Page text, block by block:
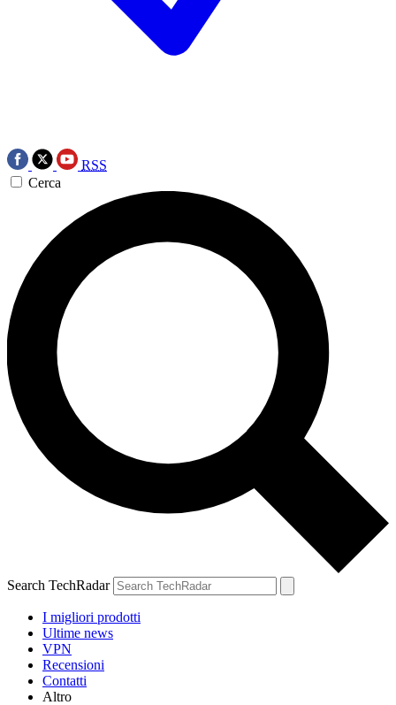
RSS
Cerca
Search TechRadar
I migliori prodotti
Ultime news
VPN
Recensioni
Contatti
Altro